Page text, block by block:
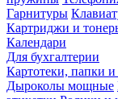
Гарнитуры
Картриджи и
Календари
Для бухгалтерии
Картотеки, папки и
Дыроколы мощные